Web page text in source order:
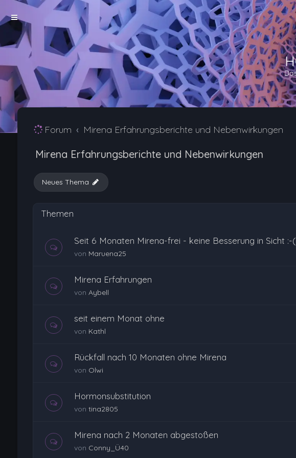
Forum Mirena Erfahrungsberichte und Nebenwirkungen
Mirena Erfahrungsberichte und Nebenwirkungen
Neues Thema
Themen
Seit 6 Monaten Mirena-frei - keine Besserung in Sicht :-(
von Maruena25
Mirena Erfahrungen
von Aybell
seit einem Monat ohne
von Kathl
Rückfall nach 10 Monaten ohne Mirena
von Olwi
Hormonsubstitution
von tina2805
Mirena nach 2 Monaten abgestoßen
von Conny_Ü40